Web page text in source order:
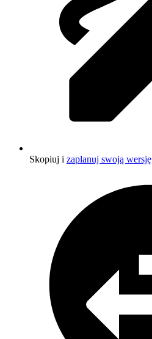
Skopiuj i zaplanuj swoją wersję